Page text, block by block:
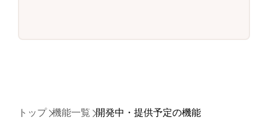
トップ 機能一覧 開発中・提供予定の機能